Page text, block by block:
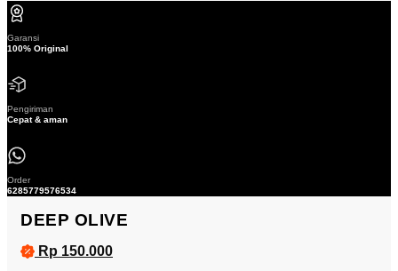
Garansi
100% Original
Pengiriman
Cepat & aman
Order
6285779576534
DEEP OLIVE
Rp 150.000